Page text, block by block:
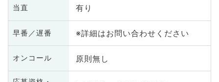
当直 有り
早番／遅番 ※詳細はお問い合わせください
オンコール 原則無し